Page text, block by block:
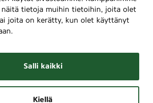
näitä tietoja muihin tietoihin, joita olet
joita on kerätty, kun olet käyttänyt
Salli kaikki
Kiellä